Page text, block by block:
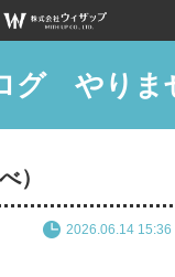
グ やりま
）
2026.06.14 15:36